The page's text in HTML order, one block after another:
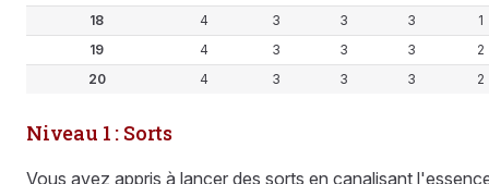
18
4 3 3 3
1
19
4 3 3 3
2
20
4 3 3 3 2
Niveau 1 : Sorts
Vous avez appris à lancer des sorts en canalisant